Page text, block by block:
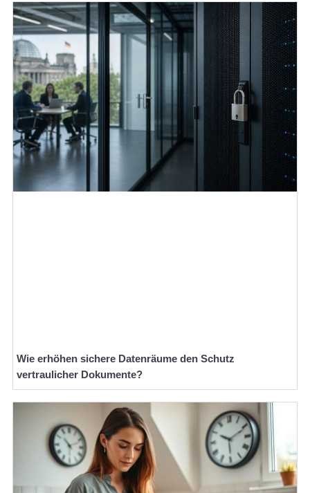
Wie erhöhen sichere Datenräume den Schutz
vertraulicher Dokumente?